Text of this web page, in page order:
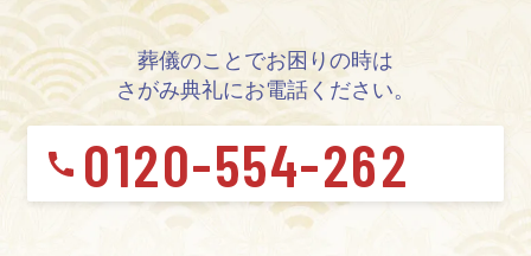
葬儀のことでお困りの時は
さがみ典礼にお電話ください。
0120-554-262